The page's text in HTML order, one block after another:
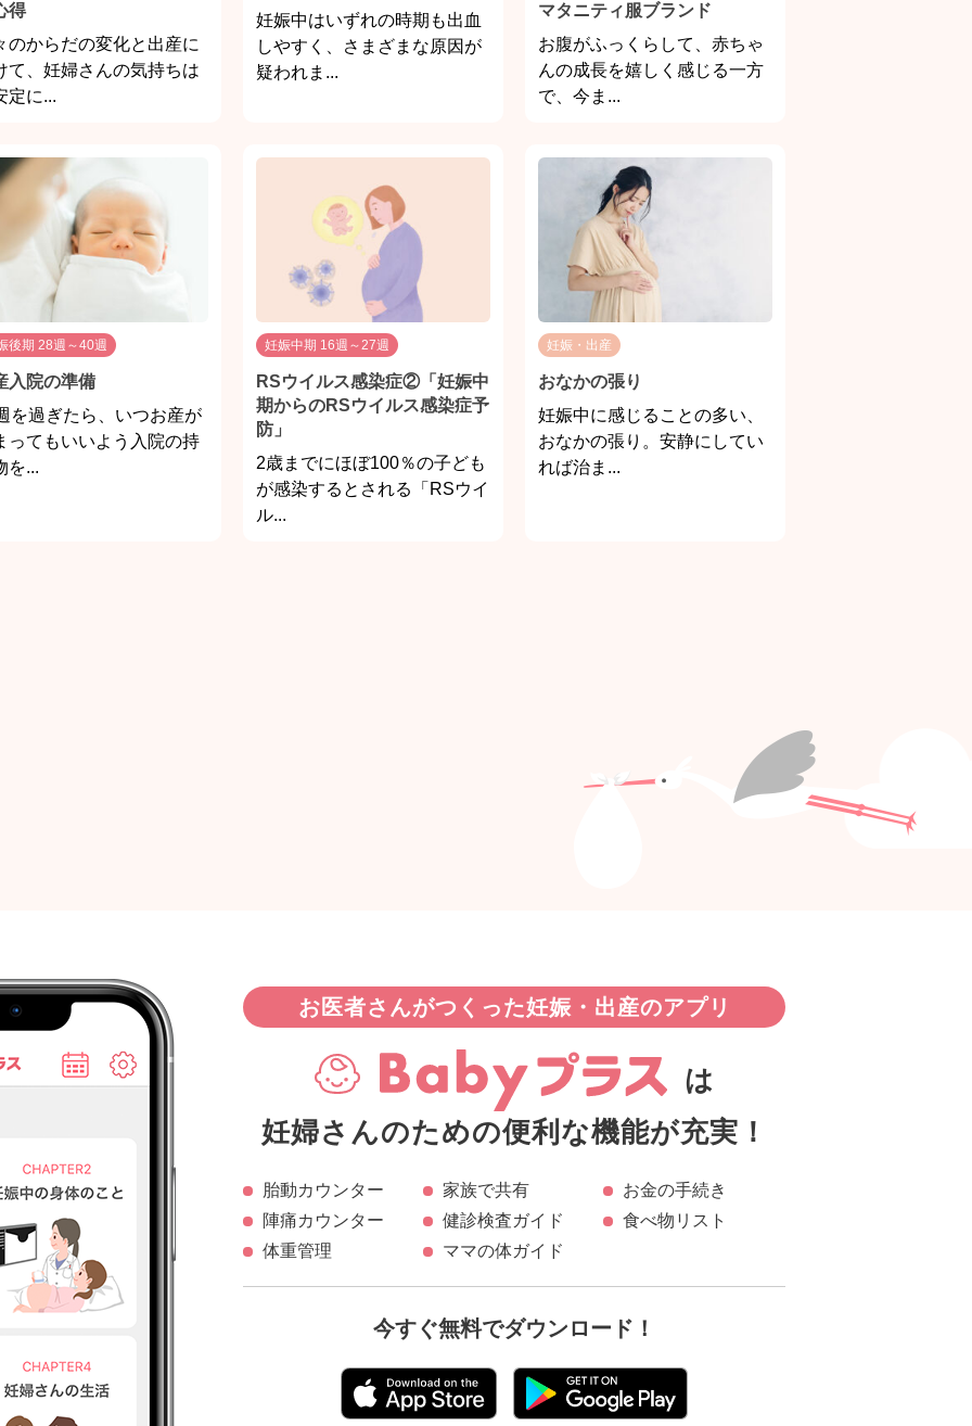
得
のからだの変化と出産に
て、妊婦さんの気持ちは
定に...
妊娠中はいずれの時期も出血
しやすく、さまざまな原因が
疑われま...
マタニティ服ブランド
お腹がふっくらして、赤ちゃ
んの成長を嬉しく感じる一方
で、今ま...
後期 28週～40週
入院の準備
を過ぎたら、いつお産が
ってもいいよう入院の持
を...
妊娠中期 16週～27週
RSウイルス感染症②「妊娠中
期からのRSウイルス感染症予
防」
2歳までにほぼ100％の子ども
が感染するとされる「RSウイ
ル...
妊娠・出産
おなかの張り
妊娠中に感じることの多い、
おなかの張り。安静にしてい
れば治ま...
お医者さんがつくった妊娠・出産のアプリ
は
妊婦さんのための便利な機能が充実！
胎動カウンター 家族で共有
お金の手続き
陣痛カウンター
健診検査ガイド
食べ物リスト
体重管理
ママの体ガイド
今すぐ無料でダウンロード！